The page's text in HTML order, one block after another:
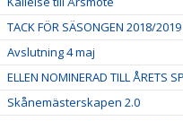
TACK FÖR SÄSONGEN 2018/2019
Avslutning 4 maj
ELLEN NOMINERAD TILL ÅRETS
Skånemästerskapen 2.0